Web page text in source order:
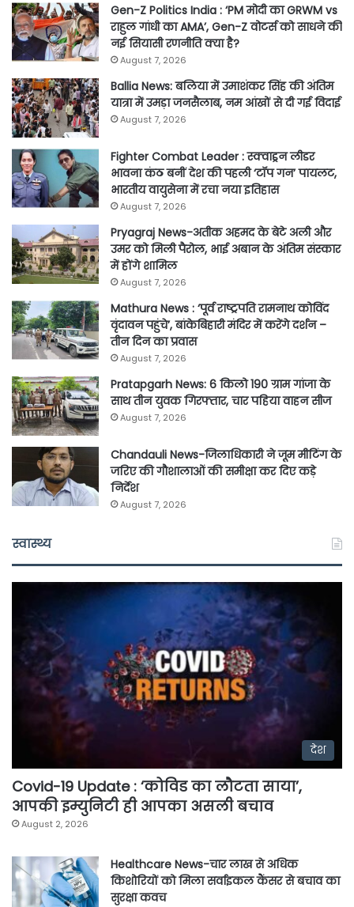
Gen-Z Politics India : ‘PM मोदी का GRWM vs
राहुल गांधी का AMA’, Gen-Z वोटर्स को साधने की
नई सियासी रणनीति क्या है?
August 7, 2026
Ballia News: बलिया में उमाशंकर सिंह की अंतिम
यात्रा में उमड़ा जनसैलाब, नम आंखों से दी गई विदाई
August 7, 2026
Fighter Combat Leader : स्क्वाड्रन लीडर
भावना कंठ बनीं देश की पहली ‘टॉप गन’ पायलट,
भारतीय वायुसेना में रचा नया इतिहास
August 7, 2026
Pryagraj News-अतीक अहमद के बेटे अली और
उमर को मिली पैरोल, भाई अबान के अंतिम संस्कार
में होंगे शामिल
August 7, 2026
Mathura News : ‘पूर्व राष्ट्रपति रामनाथ कोविंद
वृंदावन पहुंचे’, बांकेबिहारी मंदिर में करेंगे दर्शन –
तीन दिन का प्रवास
August 7, 2026
Pratapgarh News: 6 किलो 190 ग्राम गांजा के
साथ तीन युवक गिरफ्तार, चार पहिया वाहन सीज
August 7, 2026
Chandauli News-जिलाधिकारी ने जूम मीटिंग के
जरिए की गौशालाओं की समीक्षा कर दिए कड़े
निर्देश
August 7, 2026
स्वास्थ्य
देश
Covid-19 Update : ‘कोविड का लौटता साया’,
आपकी इम्युनिटी ही आपका असली बचाव
August 2, 2026
Healthcare News-चार लाख से अधिक
किशोरियों को मिला सर्वाइकल कैंसर से बचाव का
सुरक्षा कवच